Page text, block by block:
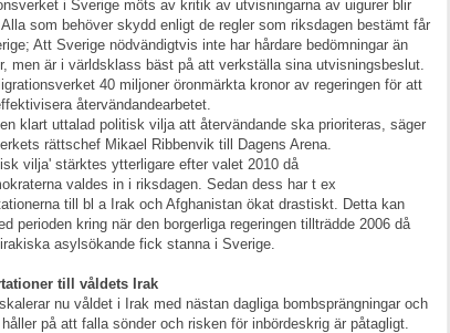
i Sverige möts av kritik av utvisningarna av uigurer blir
som behöver skydd enligt de regler som riksdagen bestämt får
Att Sverige nödvändigtvis inte har hårdare bedömningar än
men är i världsklass bäst på att verkställa sina utvisningsbeslut.
40 miljoner öronmärkta kronor av regeringen för att
återvändandearbetet.
klart uttalad politisk vilja att återvändande ska prioriteras, säger
rättschef Mikael Ribbenvik till Dagens Arena.
vilja' stärktes ytterligare efter valet 2010 då
valdes in i riksdagen. Sedan dess har t ex
till bl a Irak och Afghanistan ökat drastiskt. Detta kan
perioden kring när den borgerliga regeringen tillträdde 2006 då
asylsökande fick stanna i Sverige.
till våldets Irak
nu våldet i Irak med nästan dagliga bombsprängningar och
på att falla sönder och risken för inbördeskrig är påtagligt.